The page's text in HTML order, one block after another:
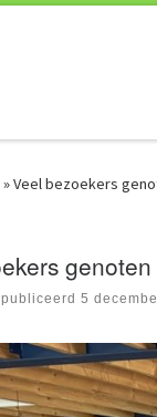
»Veel bezoekers
5